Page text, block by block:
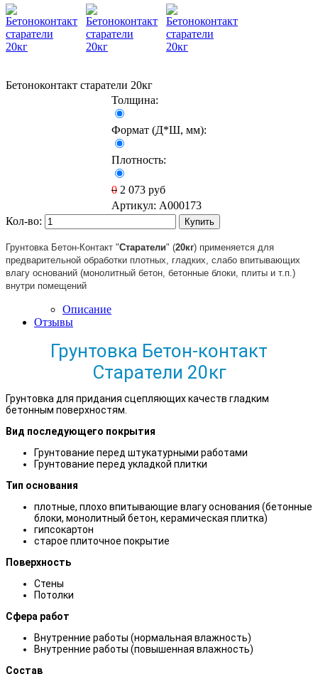
Бетоноконтакт старатели 20кг
Толщина:
Формат (Д*Ш, мм):
Плотность:
0 2 073 руб
Артикул: A000173
Кол-во:
Купить
Грунтовка Бетон-Контакт "Старатели" (20кг) применяется для
предварительной обработки плотных, гладких, слабо впитывающих
влагу оснований (монолитный бетон, бетонные блоки, плиты и т.п.)
внутри помещений
Описание
Отзывы
Грунтовка Бетон-контакт
Старатели 20кг
Грунтовка для придания сцепляющих качеств гладким
бетонным поверхностям.
Вид последующего покрытия
Грунтование перед штукатурными работами
Грунтование перед укладкой плитки
Тип основания
плотные, плохо впитывающие влагу основания (бетонные
блоки, монолитный бетон, керамическая плитка)
гипсокартон
старое плиточное покрытие
Поверхность
Стены
Потолки
Сфера работ
Внутренние работы (нормальная влажность)
Внутренние работы (повышенная влажность)
Состав